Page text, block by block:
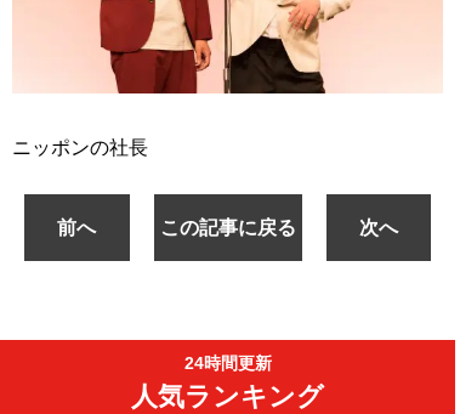
ニッポンの社長
前へ この記事に戻る 次へ
24時間更新
人気ランキング